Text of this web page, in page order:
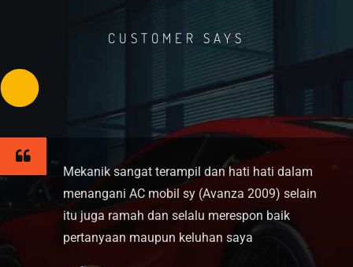
CUSTOMER SAYS
Mekanik sangat terampil dan hati hati dalam
menangani AC mobil sy (Avanza 2009) selain
itu juga ramah dan selalu merespon baik
pertanyaan maupun keluhan saya